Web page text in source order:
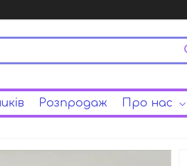
Розпродаж Про нас